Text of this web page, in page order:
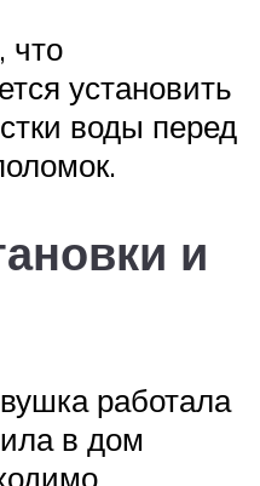
что
установить
воды перед
и
работала
в дом